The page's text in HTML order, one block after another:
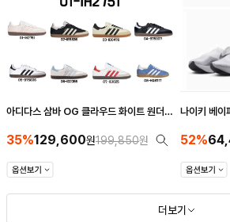
아디다스 삼바 OG 클라우드 화이트 원더
35%129,600원199,850원
나이키 베
100/
52%
더보기